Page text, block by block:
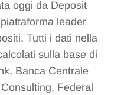
oggi da Deposit
leader
Tutti i dati nella
sulla base di
Banca Centrale
Federal